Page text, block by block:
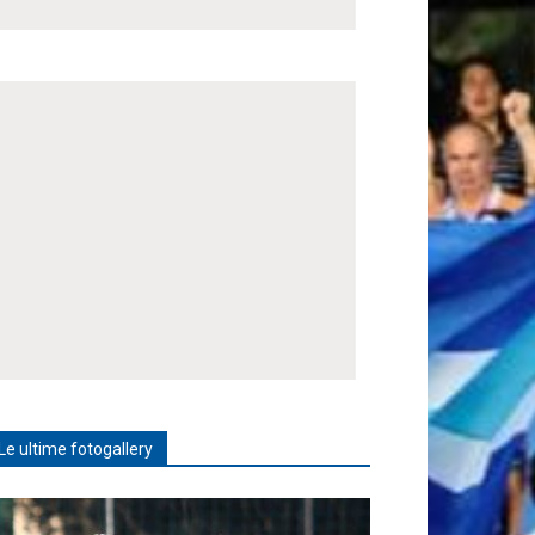
ultime fotogallery